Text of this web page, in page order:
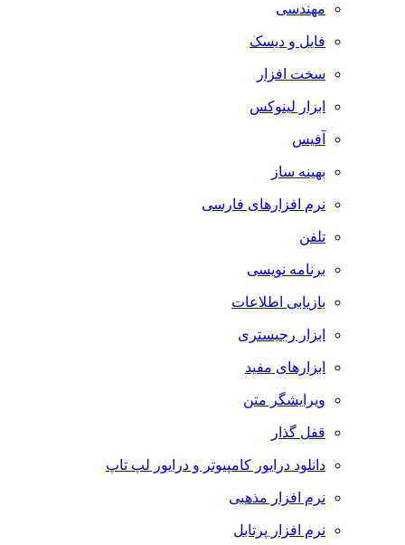
مهندسی
فایل و دیسک
سخت افزار
ابزار لینوکس
آفیس
بهینه ساز
نرم افزارهای فارسی
تلفن
برنامه نویسی
بازیابی اطلاعات
ابزار رجیستری
ابزارهای مفید
ویرایشگر متن
قفل گذار
دانلود درایور کامپیوتر و درایور لپ تاپ
نرم افزار مذهبی
نرم افزار پرتابل